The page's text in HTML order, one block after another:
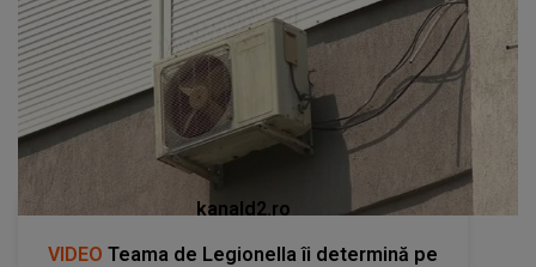
kanald2.ro
VIDEO Teama de Legionella îi determină pe